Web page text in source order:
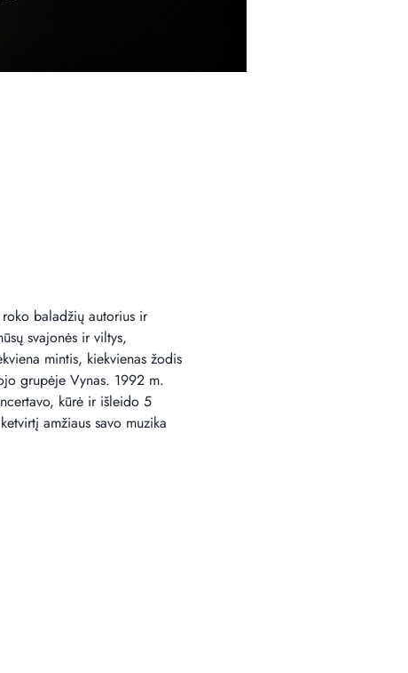
roko baladžių autorius ir
svajonės ir viltys,
mintis, kiekvienas žodis
grupėje Vynas. 1992 m.
kūrė ir išleido 5
amžiaus savo muzika